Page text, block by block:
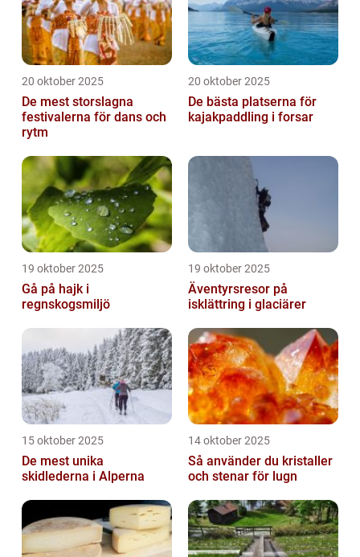
20 oktober 2025
De mest storslagna
festivalerna för dans och
rytm
20 oktober 2025
De bästa platserna för
kajakpaddling i forsar
19 oktober 2025
Gå på hajk i
regnskogsmiljö
19 oktober 2025
Äventyrsresor på
isklättring i glaciärer
15 oktober 2025
De mest unika
skidlederna i Alperna
14 oktober 2025
Så använder du kristaller
och stenar för lugn